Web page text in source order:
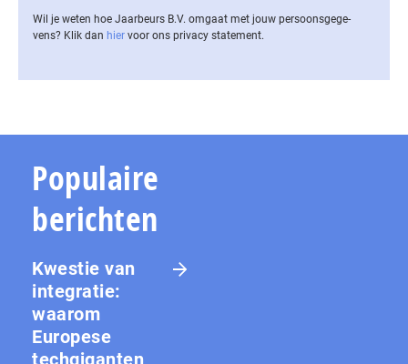
Wil je weten hoe Jaarbeurs B.V. omgaat met jouw per­soons­ge­ge­
vens? Klik dan hier voor ons privacy statement.
Populaire
berichten
Kwestie van
integratie:
waarom
Europese
techgiganten